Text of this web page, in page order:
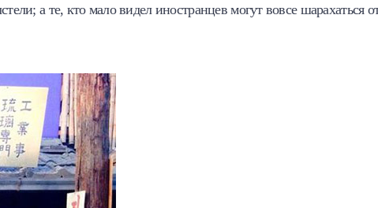
а те, кто мало видел иностранцев могут вовсе шарахаться